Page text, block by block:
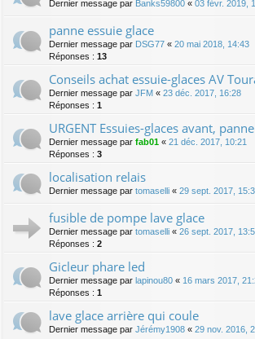
Dernier message par Banks59800 « 03 févr. 2019,
panne essuie glace
Dernier message par DSG77 « 20 mai 2018, 14:43
Réponses : 13
Conseils achat essuie-glaces AV
Dernier message par JFM « 23 déc. 2017, 16:28
Réponses : 1
URGENT Essuies-glaces avant,
Dernier message par fab01 « 21 déc. 2017, 10:21
Réponses : 3
localisation relais
Dernier message par tomaselli « 29 sept. 2017,
fusible de pompe lave glace
Dernier message par tomaselli « 26 sept. 2017,
Réponses : 2
Gicleur phare led
Dernier message par lapinou80 « 16 mars 2017,
Réponses : 1
lave glace arrière qui coule
Dernier message par Jérémy1908 « 29 nov. 2016,